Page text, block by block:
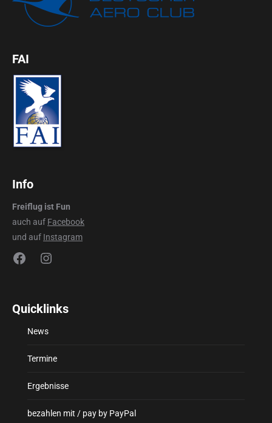
FAI
Info
Freiflug ist Fun
auch auf Facebook
und auf Instagram
FacebookInstagram
Quicklinks
News
Termine
Ergebnisse
bezahlen mit / pay by PayPal